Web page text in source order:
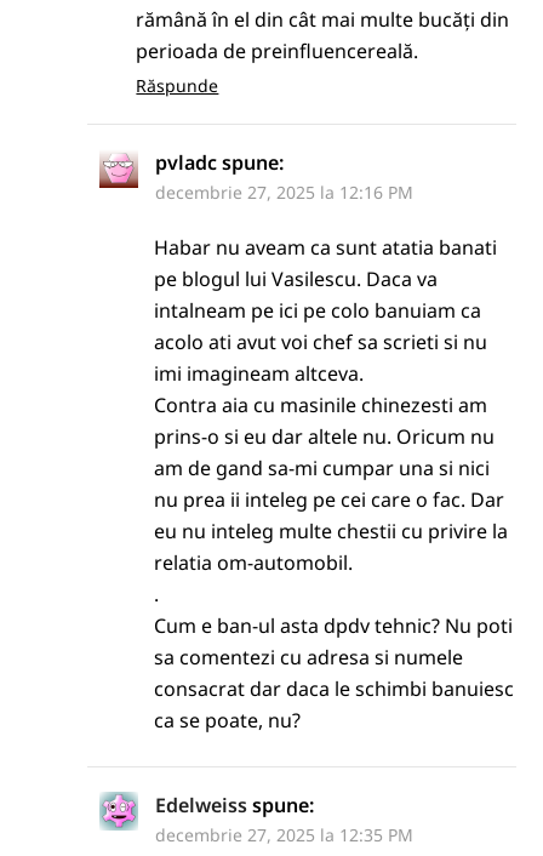
rămână în el din cât mai multe bucăți din
perioada de preinfluencereală.
Răspunde
pvladc spune:
decembrie 27, 2025 la 12:16 PM
Habar nu aveam ca sunt atatia banati
pe blogul lui Vasilescu. Daca va
intalneam pe ici pe colo banuiam ca
acolo ati avut voi chef sa scrieti si nu
imi imagineam altceva.
Contra aia cu masinile chinezesti am
prins-o si eu dar altele nu. Oricum nu
am de gand sa-mi cumpar una si nici
nu prea ii inteleg pe cei care o fac. Dar
eu nu inteleg multe chestii cu privire la
relatia om-automobil.
.
Cum e ban-ul asta dpdv tehnic? Nu poti
sa comentezi cu adresa si numele
consacrat dar daca le schimbi banuiesc
ca se poate, nu?
Edelweiss spune:
decembrie 27, 2025 la 12:35 PM